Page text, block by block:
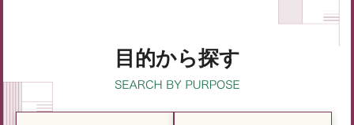
目的から探す